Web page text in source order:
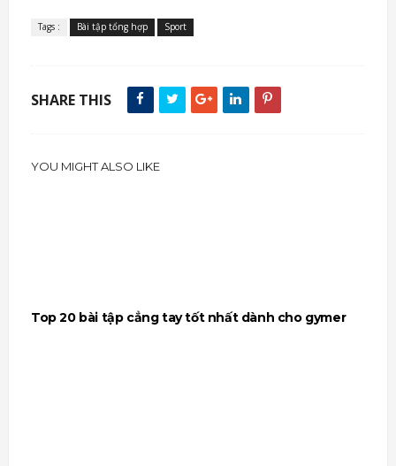
Tags : Bài tập tổng hợp Sport
SHARE THIS
YOU MIGHT ALSO LIKE
Top 20 bài tập cẳng tay tốt nhất dành cho gymer